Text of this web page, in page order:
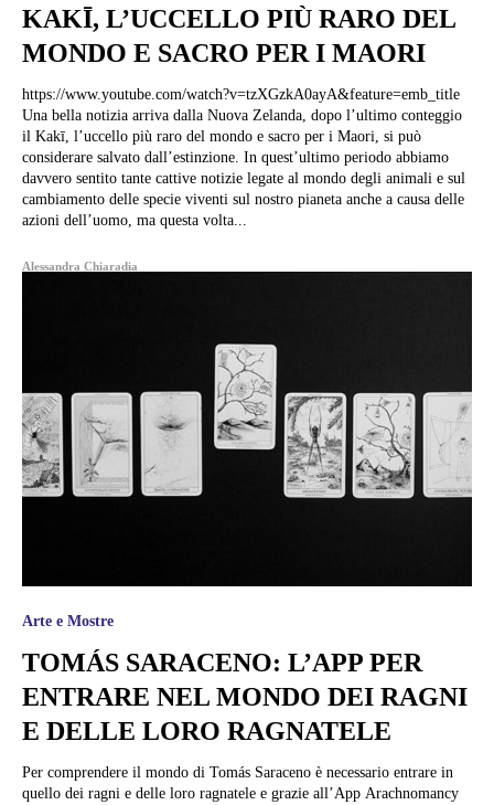
KAKĪ, L’UCCELLO PIÙ RARO DEL
MONDO E SACRO PER I MAORI
https://www.youtube.com/watch?v=tzXGzkA0ayA&feature=emb_title
Una bella notizia arriva dalla Nuova Zelanda, dopo l’ultimo conteggio
il Kakī, l’uccello più raro del mondo e sacro per i Maori, si può
considerare salvato dall’estinzione. In quest’ultimo periodo abbiamo
davvero sentito tante cattive notizie legate al mondo degli animali e sul
cambiamento delle specie viventi sul nostro pianeta anche a causa delle
azioni dell’uomo, ma questa volta...
Alessandra Chiaradia
Arte e Mostre
TOMÁS SARACENO: L’APP PER
ENTRARE NEL MONDO DEI RAGNI
E DELLE LORO RAGNATELE
Per comprendere il mondo di Tomás Saraceno è necessario entrare in
quello dei ragni e delle loro ragnatele e grazie all’App Arachnomancy